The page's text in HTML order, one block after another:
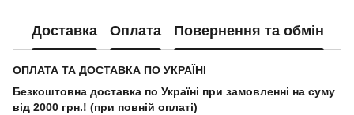
Доставка Оплата Повернення та обмін
ОПЛАТА ТА ДОСТАВКА ПО УКРАЇНІ
Безкоштовна доставка по Україні при замовленні на суму
від 2000 грн.! (при повній оплаті)